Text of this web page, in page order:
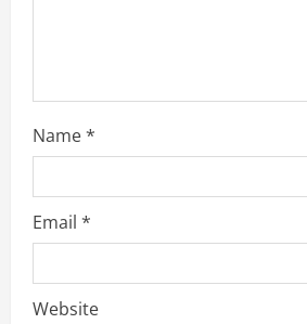
Name*
Email *
Website